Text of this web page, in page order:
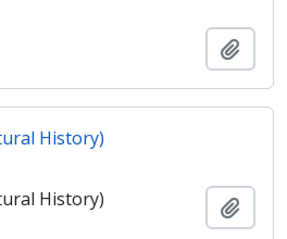
History)
History)